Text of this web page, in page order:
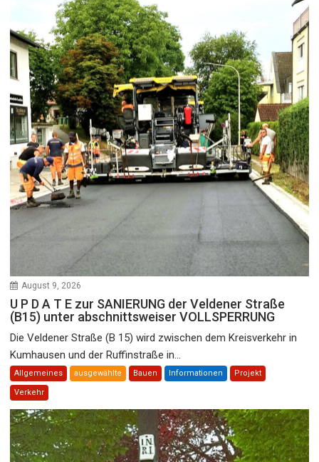
August 9, 2026
U P D A T E zur SANIERUNG der Veldener Straße
(B15) unter abschnittsweiser VOLLSPERRUNG
Die Veldener Straße (B 15) wird zwischen dem Kreisverkehr in
Kumhausen und der Ruffinstraße in...
Allgemeines ausgewählte Bauen Informationen Projekt
Verkehr